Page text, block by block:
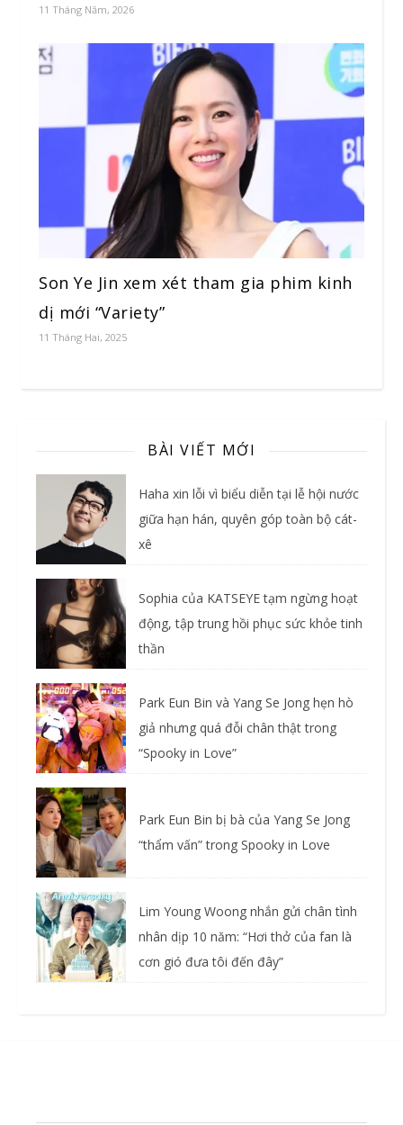
11 Tháng Năm, 2026
Son Ye Jin xem xét tham gia phim kinh
dị mới “Variety”
11 Tháng Hai, 2025
BÀI VIẾT MỚI
Haha xin lỗi vì biểu diễn tại lễ hội nước
giữa hạn hán, quyên góp toàn bộ cát-
xê
Sophia của KATSEYE tạm ngừng hoạt
động, tập trung hồi phục sức khỏe tinh
thần
Park Eun Bin và Yang Se Jong hẹn hò
giả nhưng quá đỗi chân thật trong
“Spooky in Love”
Park Eun Bin bị bà của Yang Se Jong
“thẩm vấn” trong Spooky in Love
Lim Young Woong nhắn gửi chân tình
nhân dịp 10 năm: “Hơi thở của fan là
cơn gió đưa tôi đến đây”